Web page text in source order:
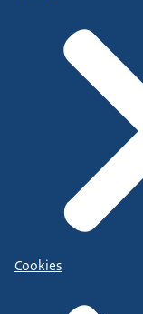
Cookies